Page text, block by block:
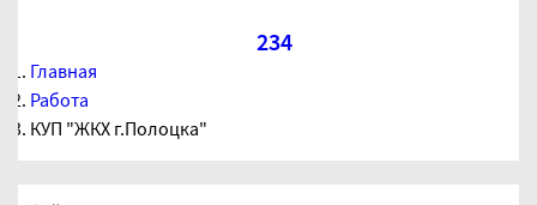
234
Главная
Работа
КУП "ЖКХ г.Полоцка"